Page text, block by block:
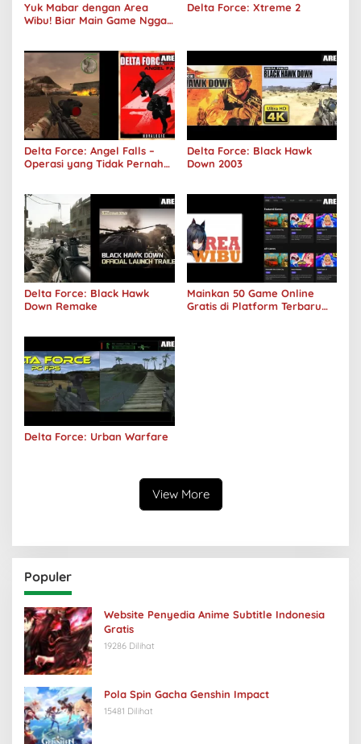
Yuk Mabar dengan Area
Wibu! Biar Main Game Nggak
Delta Force: Xtreme 2
Delta Force: Angel Falls –
Operasi yang Tidak Pernah
Delta Force: Black Hawk
Down 2003
Delta Force: Black Hawk
Down Remake
Mainkan 50 Game Online
Gratis di Platform Terbaru
Delta Force: Urban Warfare
View More
Populer
Website Penyedia Anime Subtitle Indonesia
Gratis
19286 Dilihat
Pola Spin Gacha Genshin Impact
15481 Dilihat